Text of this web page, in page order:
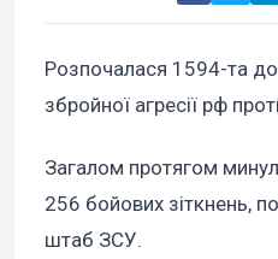
Розпочалася 1594-та
збройної агресії рф
Загалом протягом
256 бойових зіткнень,
штаб ЗСУ.